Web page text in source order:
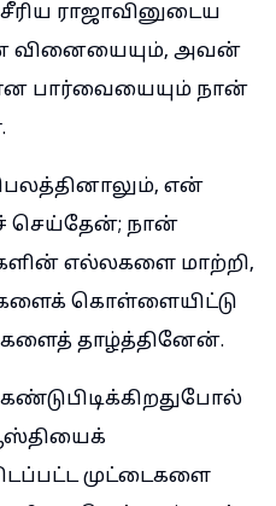
ராஜாவினுடைய
வினையையும், அவன்
பார்வையையும் நான்
என்
செய்தேன்; நான்
எல்லகளை மாற்றி,
கொள்ளையிட்டு
தாழ்த்தினேன்.
முட்டைகளை